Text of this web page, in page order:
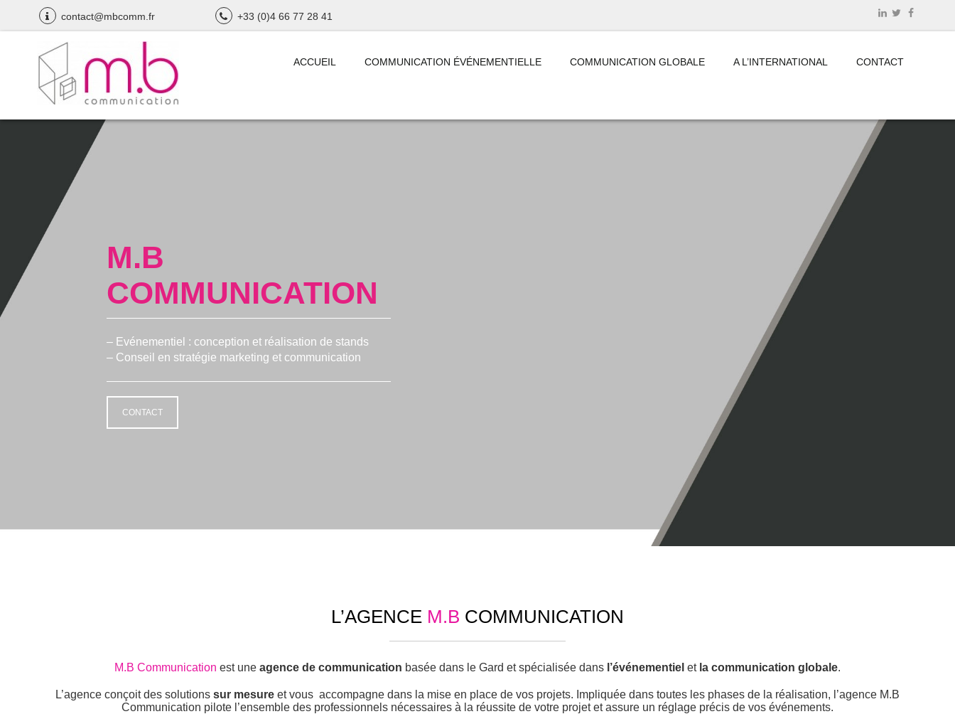
contact@mbcomm.fr +33 (0)4 66 77 28 41
ACCUEIL COMMUNICATION ÉVÉNEMENTIELLE COMMUNICATION GLOBALE A L’INTERNATIONAL CONTACT
M.B
COMMUNICATION
– Evénementiel : conception et réalisation de stands
– Conseil en stratégie marketing et communication
CONTACT
L’AGENCE M.B COMMUNICATION
M.B Communication est une agence de communication basée dans le Gard et spécialisée dans l’événementiel et la communication globale.
L’agence conçoit des solutions sur mesure et vous accompagne dans la mise en place de vos projets. Impliquée dans toutes les phases de la réalisation, l’agence M.B
Communication pilote l’ensemble des professionnels nécessaires à la réussite de votre projet et assure un réglage précis de vos événements.